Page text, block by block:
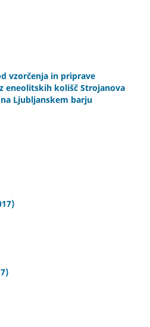
vzorčenja in priprave
eneolitskih kolišč Strojanova
Ljubljanskem barju